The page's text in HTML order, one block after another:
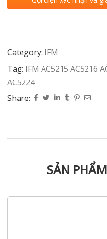
Category: IFM
Tag: IFM AC5215 AC5216
AC5224
Share:
SẢN